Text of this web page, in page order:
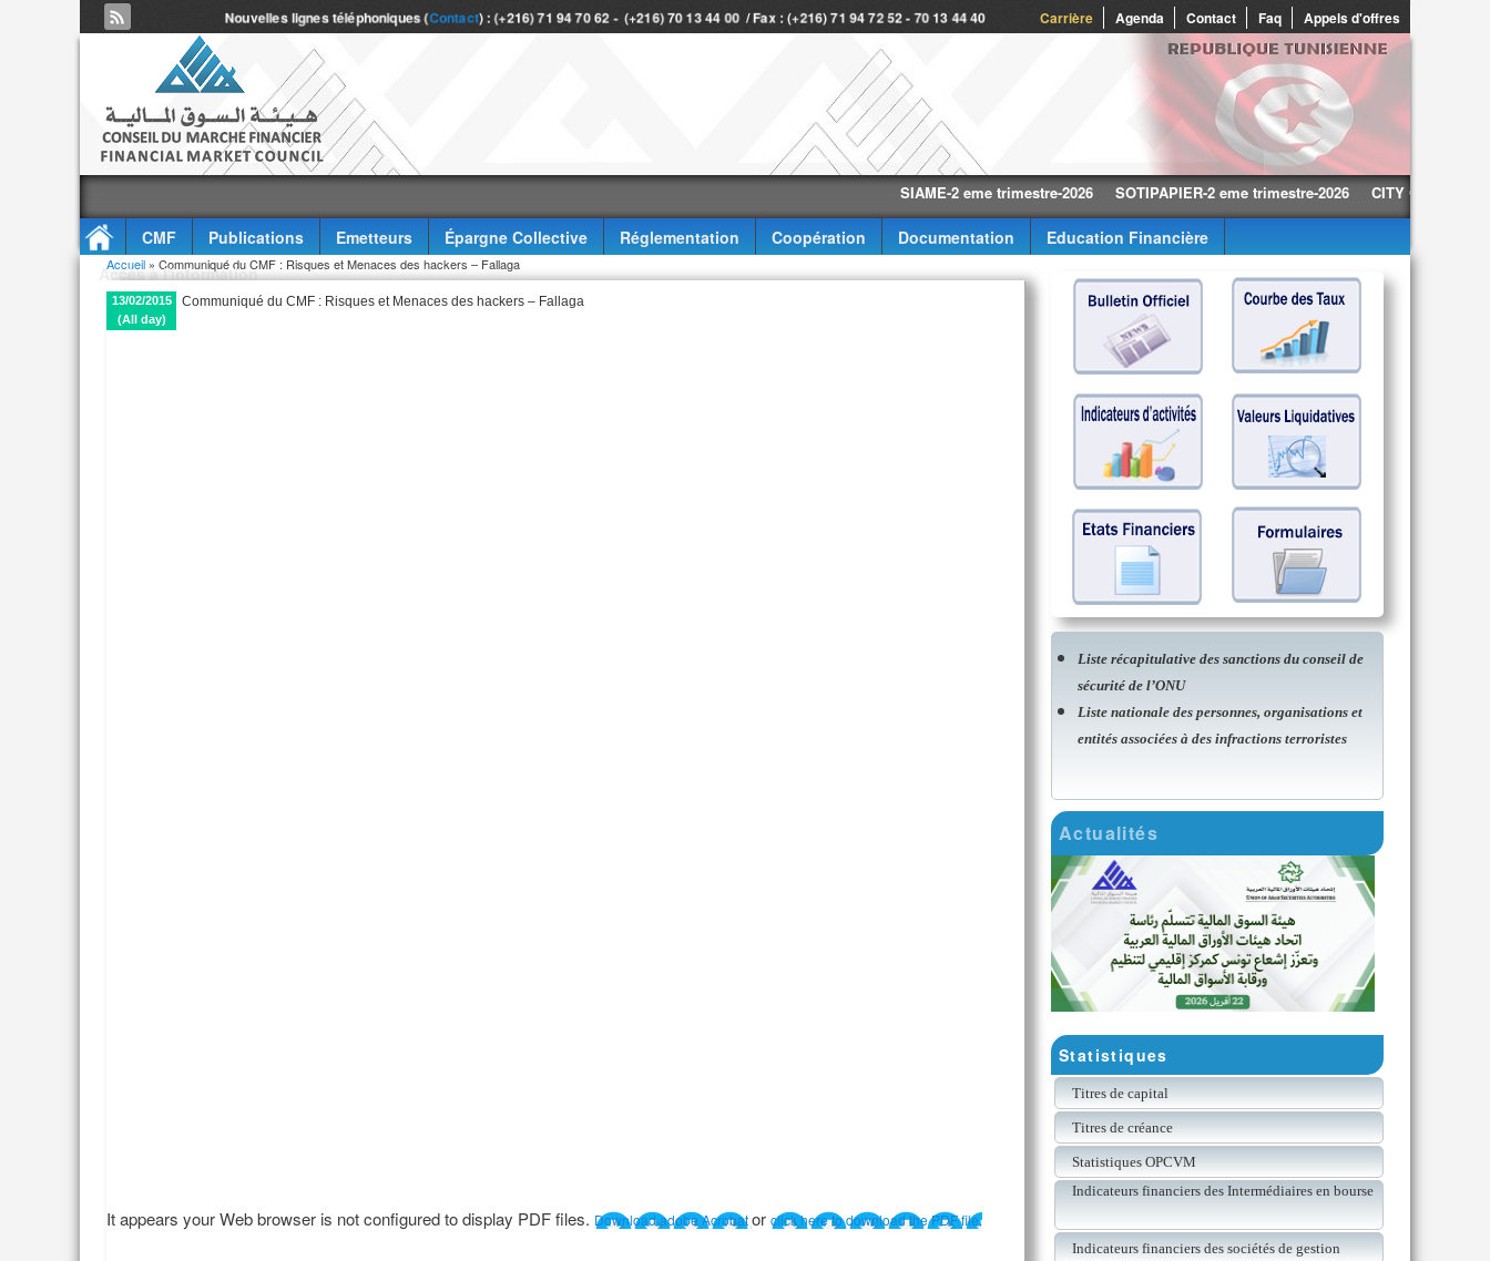
Carrière Agenda Contact Faq Appels d'offres
Nouvelles lignes téléphoniques (Contact) : (+216) 71 94 70 62 - (+216) 70 13 44 00 / Fax : (+216) 71 94 72 52 - 70 13 44 40
SIAME-2 eme trimestre-2026 SOTIPAPIER-2 eme trimestre-2026 CITY CARS-2 eme
CMF Publications Emetteurs Épargne Collective Réglementation Coopération Documentation
Education Financière
Accès à l'information
Vous êtes ici
Accueil » Communiqué du CMF : Risques et Menaces des hackers – Fallaga
13/02/2015
(All day)
Communiqué du CMF : Risques et Menaces des hackers – Fallaga
It appears your Web browser is not configured to display PDF files. Download adobe Acrobator click here to download the PDF file.
Liste récapitulative des sanctions du conseil de
sécurité de l’ONU
Liste nationale des personnes, organisations et
entités associées à des infractions terroristes
Actualités
Statistiques
Titres de capital
Titres de créance
Statistiques OPCVM
Indicateurs financiers des Intermédiaires en bourse
Indicateurs financiers des sociétés de gestion